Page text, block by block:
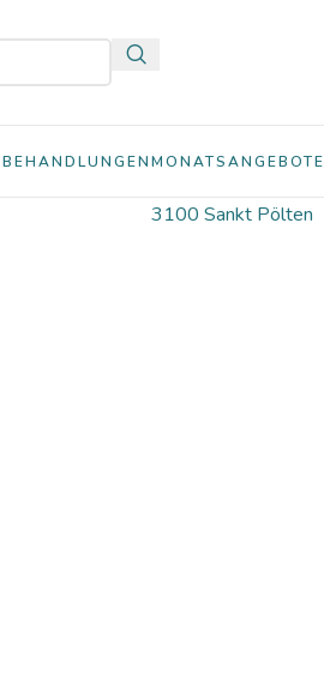
BEHANDLUNGENMONATSANGEBOTE
3100 Sankt Pölten